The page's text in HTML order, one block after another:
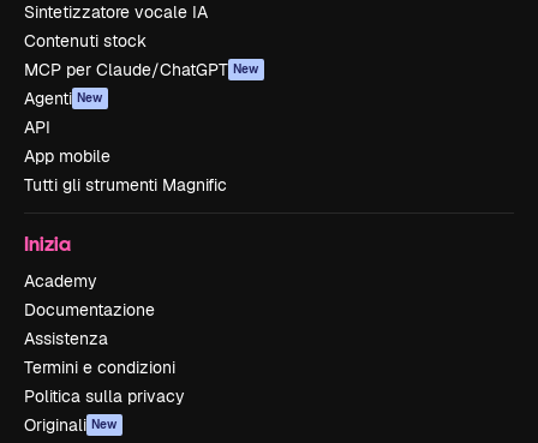
Sintetizzatore vocale IA
Contenuti stock
MCP per Claude/ChatGPT New
Agenti New
API
App mobile
Tutti gli strumenti Magnific
Inizia
Academy
Documentazione
Assistenza
Termini e condizioni
Politica sulla privacy
Originali New